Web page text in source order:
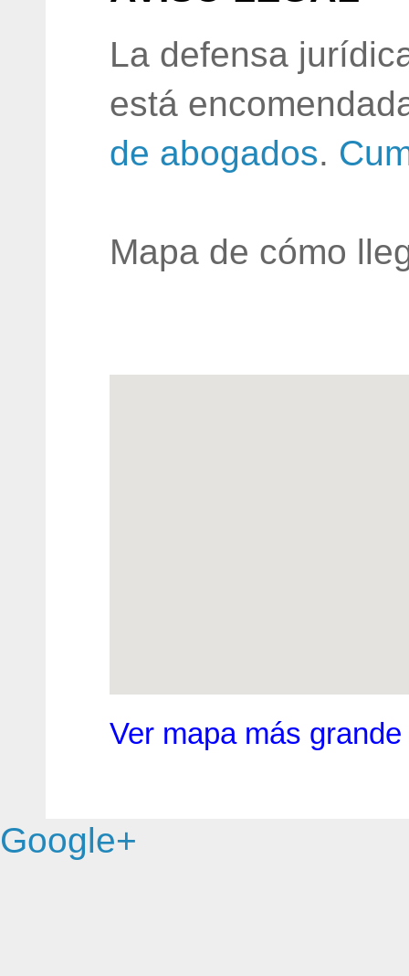
La defensa
está
de abogados.
Mapa de cómo
Ver mapa más grande
Google+